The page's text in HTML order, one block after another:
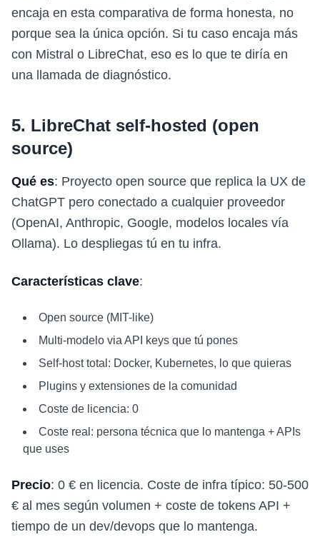
encaja en esta comparativa de forma honesta, no
porque sea la única opción. Si tu caso encaja más
con Mistral o LibreChat, eso es lo que te diría en
una llamada de diagnóstico.
5. LibreChat self-hosted (open
source)
Qué es: Proyecto open source que replica la UX de
ChatGPT pero conectado a cualquier proveedor
(OpenAI, Anthropic, Google, modelos locales vía
Ollama). Lo despliegas tú en tu infra.
Características clave:
Open source (MIT-like)
Multi-modelo via API keys que tú pones
Self-host total: Docker, Kubernetes, lo que quieras
Plugins y extensiones de la comunidad
Coste de licencia: 0
Coste real: persona técnica que lo mantenga + APIs
que uses
Precio: 0 € en licencia. Coste de infra típico: 50-500
€ al mes según volumen + coste de tokens API +
tiempo de un dev/devops que lo mantenga.